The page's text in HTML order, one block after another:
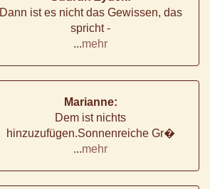
Dann ist es nicht das Gewissen, das
spricht -
...mehr
Marianne:
Dem ist nichts
hinzuzufügen.Sonnenreiche Gr�
...mehr